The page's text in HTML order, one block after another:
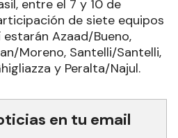
entre el 7 y 10 de
de siete equipos
Azaad/Bueno,
Moreno, Santelli/Santelli,
y Peralta/Najul.
en tu email